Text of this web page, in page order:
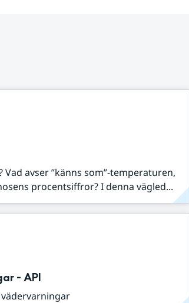
avser ”känns som”-temperaturen,
procentsiffror? I denna vägled...
- API